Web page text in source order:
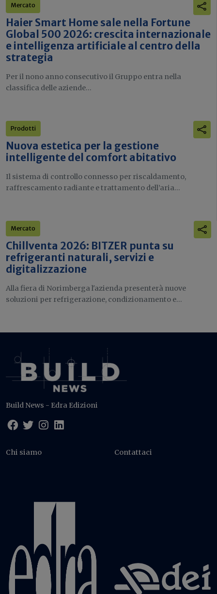
Mercato
Haier Smart Home sale nella Fortune
Global 500 2026: crescita internazionale
e intelligenza artificiale al centro della
strategia
Per il nono anno consecutivo il Gruppo entra nella
classifica delle aziende...
Prodotti
Nuova estetica per la gestione
intelligente del comfort abitativo
Il sistema di controllo connesso per riscaldamento,
raffrescamento radiante e trattamento dell’aria...
Mercato
Chillventa 2026: BITZER punta su
refrigeranti naturali, servizi e
digitalizzazione
Alla fiera di Norimberga l'azienda presenterà nuove
soluzioni per refrigerazione, condizionamento e...
Build News - Edra Edizioni
Chi siamo Contattaci